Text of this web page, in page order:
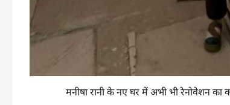
मनीषा रानी के नए घर में अभी भी रेनोवेशन